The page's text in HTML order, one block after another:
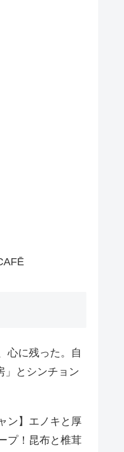
心に残った。自
」とシンチョン
ン】エノキと厚
プ！昆布と椎茸